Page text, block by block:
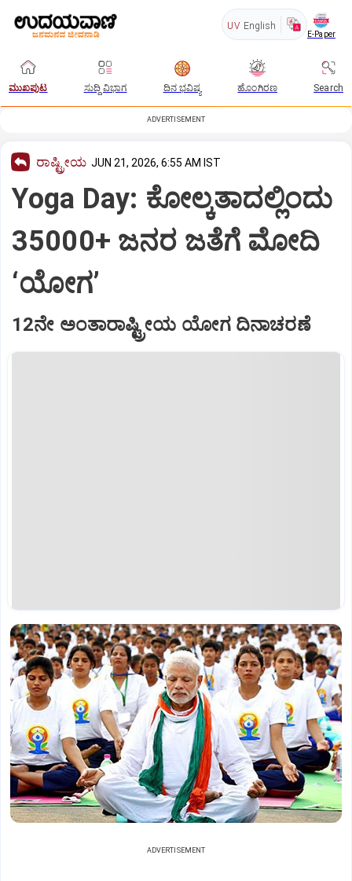
UV English
E-Paper
ಮುಖಪುಟ ಸುದ್ದಿ ವಿಭಾಗ ದಿನ ಭವಿಷ್ಯ ಹೊಂಗಿರಣ Search
ADVERTISEMENT
ರಾಷ್ಟ್ರೀಯ JUN 21, 2026, 6:55 AM IST
Yoga Day: ಕೋಲ್ಕತಾದಲ್ಲಿಂದು
35000+ ಜನರ ಜತೆಗೆ ಮೋದಿ
‘ಯೋಗ’
12ನೇ ಅಂತಾರಾಷ್ಟ್ರೀಯ ಯೋಗ ದಿನಾಚರಣೆ
ADVERTISEMENT